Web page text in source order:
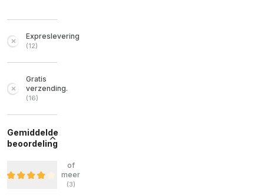
Expreslevering
(12)
Gratis
verzending.
(16)
Gemiddelde
beoordeling
of
meer
(3)